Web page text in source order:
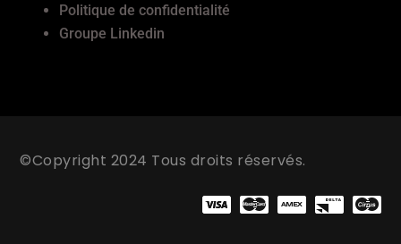
Politique de confidentialité
Groupe Linkedin
©Copyright 2024 Tous droits réservés.